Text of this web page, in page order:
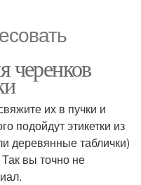
черенков
их в пучки и
подойдут этикетки из
деревянные таблички)
вы точно не